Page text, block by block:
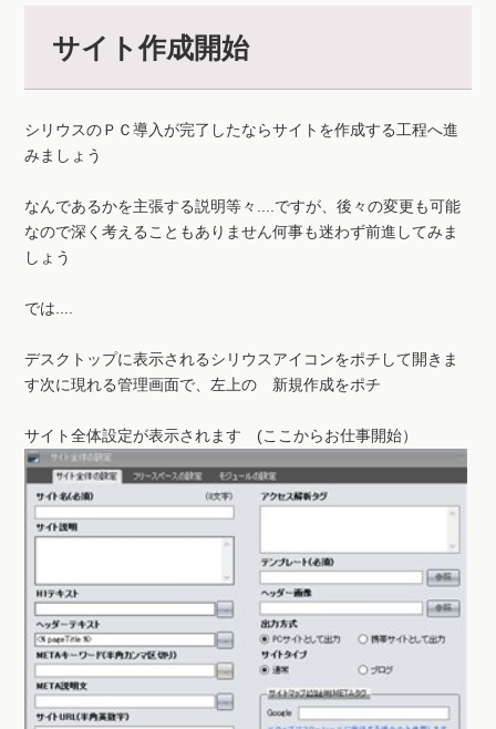
サイト作成開始
シリウスのＰＣ導入が完了したならサイトを作成する工程へ進
みましょう
なんであるかを主張する説明等々....ですが、後々の変更も可能
なので深く考えることもありません何事も迷わず前進してみま
しょう
では....
デスクトップに表示されるシリウスアイコンをポチして開きま
す次に現れる管理画面で、左上の 新規作成をポチ
サイト全体設定が表示されます (ここからお仕事開始）